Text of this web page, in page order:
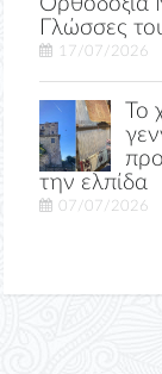
Γλώσσες
17/07/2026
Το
την ελπίδα
07/07/2026